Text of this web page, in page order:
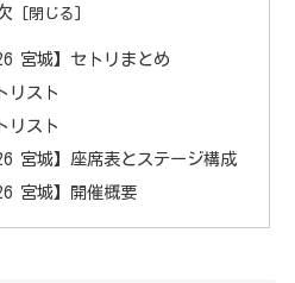
宮城】セトリまとめ
リスト
リスト
宮城】座席表とステージ構成
宮城】開催概要